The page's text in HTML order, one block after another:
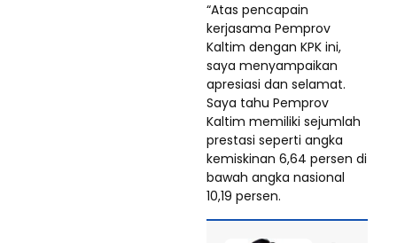
“Atas pencapain
kerjasama Pemprov
Kaltim dengan KPK ini,
saya menyampaikan
apresiasi dan selamat.
Saya tahu Pemprov
Kaltim memiliki sejumlah
prestasi seperti angka
kemiskinan 6,64 persen di
bawah angka nasional
10,19 persen.